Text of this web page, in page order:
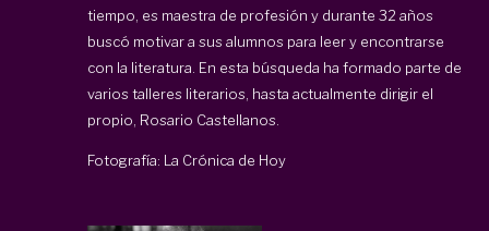
tiempo, es maestra de profesión y durante 32 años
buscó motivar a sus alumnos para leer y encontrarse
con la literatura. En esta búsqueda ha formado parte de
varios talleres literarios, hasta actualmente dirigir el
propio, Rosario Castellanos.
Fotografía: La Crónica de Hoy